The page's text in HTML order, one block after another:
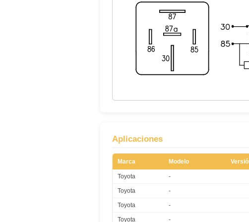
Aplicaciones
Marca Modelo
Toyota -
Toyota -
Toyota -
Toyota -